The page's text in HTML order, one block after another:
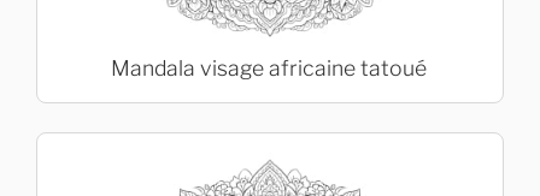
Mandala visage africaine tatoué